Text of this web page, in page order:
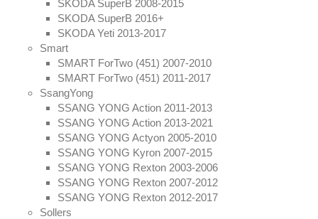
SKODA SuperB 2008-2015
SKODA SuperB 2016+
SKODA Yeti 2013-2017
Smart
SMART ForTwo (451) 2007-2010
SMART ForTwo (451) 2011-2017
SsangYong
SSANG YONG Action 2011-2013
SSANG YONG Action 2013-2021
SSANG YONG Actyon 2005-2010
SSANG YONG Kyron 2007-2015
SSANG YONG Rexton 2003-2006
SSANG YONG Rexton 2007-2012
SSANG YONG Rexton 2012-2017
Sollers